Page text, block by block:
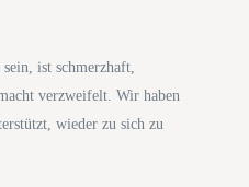
ist schmerzhaft,
verzweifelt. Wir haben
wieder zu sich zu